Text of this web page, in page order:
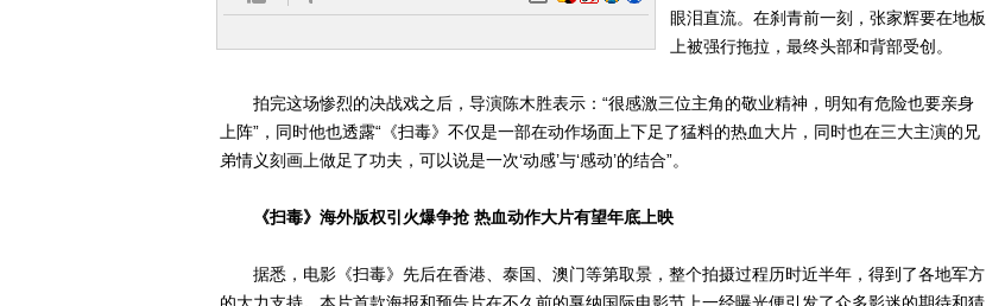
眼泪直流。在刹青前一刻，张家辉要在地板
上被强行拖拉，最终头部和背部受创。
拍完这场惨烈的决战戏之后，导演陈木胜表示：“很感激三位主角的敬业精神，明知有危险也要亲身
上阵”，同时他也透露“《扫毒》不仅是一部在动作场面上下足了猛料的热血大片，同时也在三大主演的兄
弟情义刻画上做足了功夫，可以说是一次‘动感’与‘感动’的结合”。
《扫毒》海外版权引火爆争抢 热血动作大片有望年底上映
据悉，电影《扫毒》先后在香港、泰国、澳门等第取景，整个拍摄过程历时近半年，得到了各地军方